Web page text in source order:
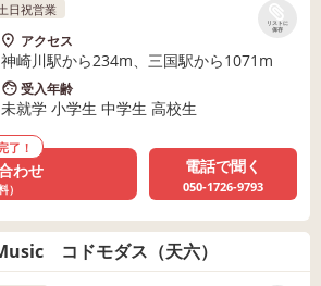
リストに
保存
日祝営業
アクセス
神崎川駅から234m、三国駅から1071m
受入年齢
未就学 小学生 中学生 高校生
了！
わせ
）
電話で聞く
050-1726-9793
コドモダス（天六）